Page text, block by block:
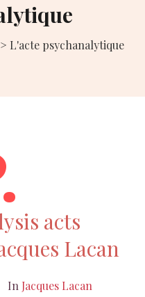
> L'acte psychanalytique
acts
Lacan
In Jacques Lacan